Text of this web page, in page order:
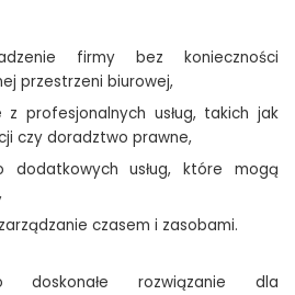
firmy bez konieczności
przestrzeni biurowej,
z profesjonalnych usług, takich jak
czy doradztwo prawne,
dodatkowych usług, które mogą
czasem i zasobami.
rozwiązanie dla